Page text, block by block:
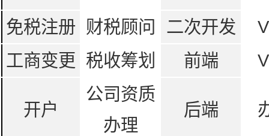
免税注册 财税顾问 二次开发
工商变更
税收筹划 前端
开户
公司资质
办理
后端